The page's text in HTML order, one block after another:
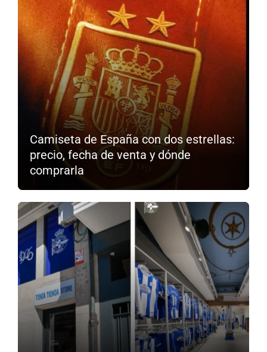
Camiseta de España con dos estrellas:
precio, fecha de venta y dónde
comprarla